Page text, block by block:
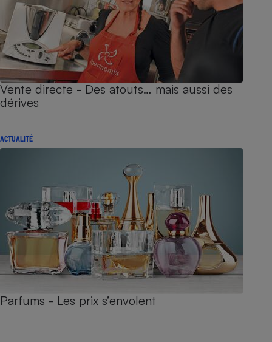
Vente directe - Des atouts… mais aussi des
dérives
ACTUALITÉ
Parfums - Les prix s’envolent